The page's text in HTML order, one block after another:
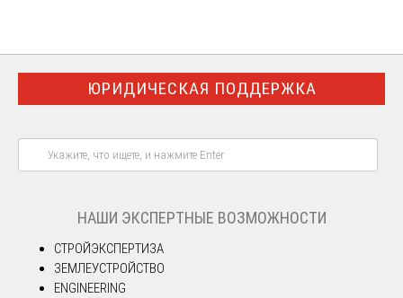
ЮРИДИЧЕСКАЯ ПОДДЕРЖКА
НАШИ ЭКСПЕРТНЫЕ ВОЗМОЖНОСТИ
СТРОЙЭКСПЕРТИЗА
ЗЕМЛЕУСТРОЙСТВО
ENGINEERING